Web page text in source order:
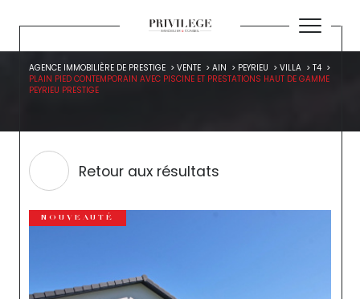
AGENCE IMMOBILIÈRE DE PRESTIGE VENTE AIN PEYRIEU VILLA
T4
PLAIN PIED CONTEMPORAIN AVEC PISCINE ET PRESTATIONS HAUT DE GAMME
PEYRIEU PRESTIGE
Retour aux résultats
NOUVEAUTÉ